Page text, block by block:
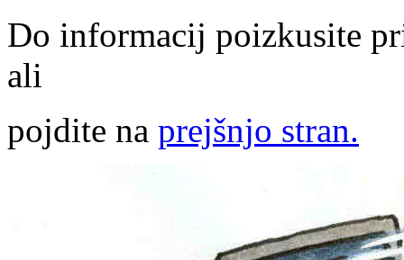
Do informacij poizkusite
ali
pojdite na prejšnjo stran.